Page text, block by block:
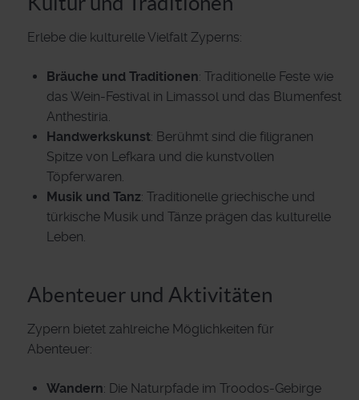
Erlebe die kulturelle Vielfalt Zyperns:
Bräuche und Traditionen: Traditionelle Feste wie
das Wein-Festival in Limassol und das Blumenfest
Anthestiria.
Handwerkskunst: Berühmt sind die filigranen
Spitze von Lefkara und die kunstvollen
Töpferwaren.
Musik und Tanz: Traditionelle griechische und
türkische Musik und Tänze prägen das kulturelle
Leben.
Abenteuer und Aktivitäten
Zypern bietet zahlreiche Möglichkeiten für
Abenteuer:
Wandern: Die Naturpfade im Troodos-Gebirge